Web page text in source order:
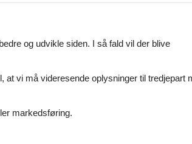
og udvikle siden. I så fald vil der blive
vi må videresende oplysninger til tredjepart
markedsføring.